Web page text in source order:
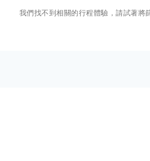
我們找不到相關的行程體驗，請試著將